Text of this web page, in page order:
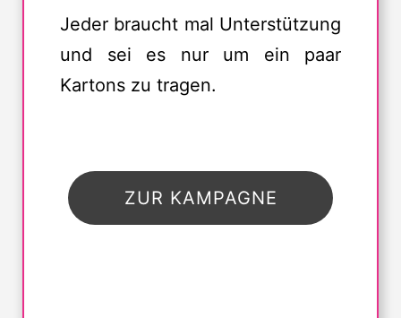
Jeder braucht mal Unterstützung
und sei es nur um ein paar
Kartons zu tragen.
ZUR KAMPAGNE